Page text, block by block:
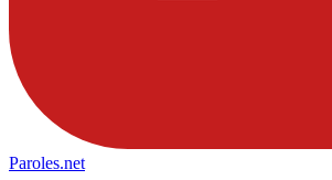
Paroles.net